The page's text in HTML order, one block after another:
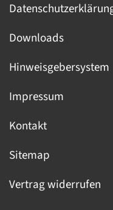
Downloads
Hinweisgebersystem
Impressum
Kontakt
Sitemap
Vertrag widerrufen